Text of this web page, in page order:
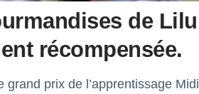
de
récompensée.
prix de l’apprentissage